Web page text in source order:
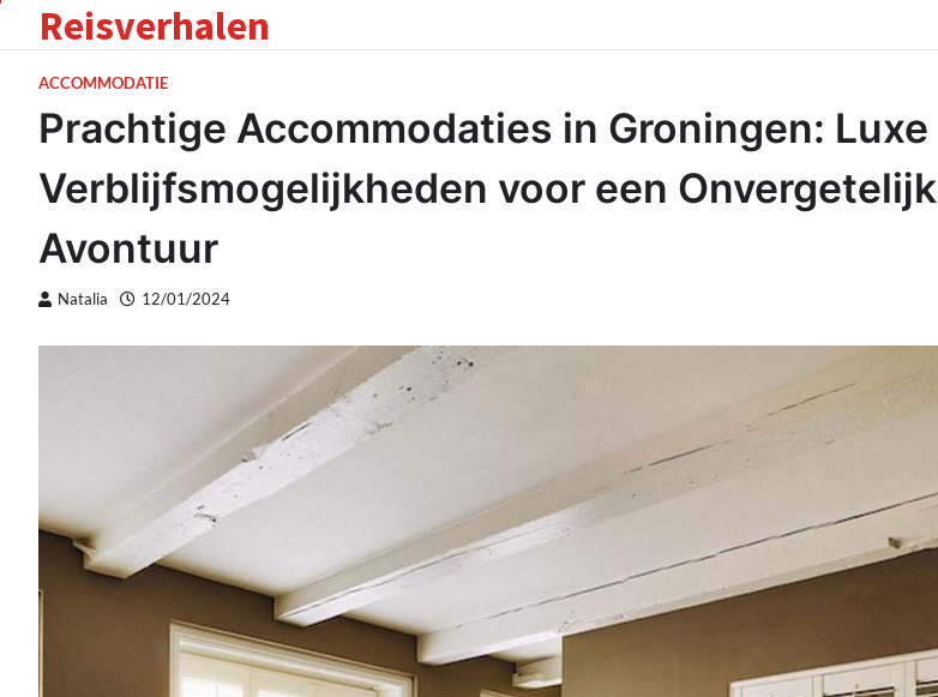
Reisverhalen
ACCOMMODATIE
Prachtige Accommodaties in Groningen: Luxe
Verblĳfsmogelĳkheden voor een Onvergetelĳk
Avontuur
Natalia 12/01/2024